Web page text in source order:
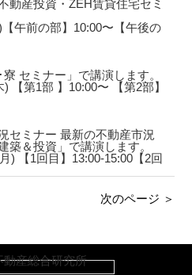
動産投資・ZEH賃貸住宅セミ
午前の部】10:00〜【午後の
セミナー」で講演します。
【第1部 】10:00〜 【第2部】
セミナー 最新の不動産市況
築＆投資」で講演します。
) 【1回目】13:00-15:00【2回
次のページ ＞